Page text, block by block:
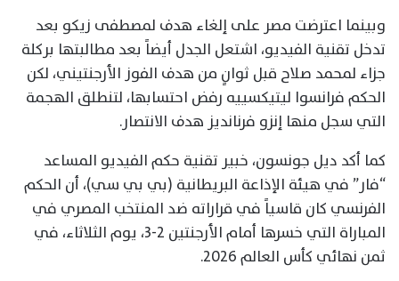
وبينما اعترضت مصر على إلغاء هدف لمصطفى زيكو بعد
تدخل تقنية الفيديو، اشتعل الجدل أيضاً بعد مطالبتها بركلة
جزاء لمحمد صلاح قبل ثوانٍ من هدف الفوز الأرجنتيني، لكن
الحكم فرانسوا ليتيكسييه رفض احتسابها، لتنطلق الهجمة
التي سجل منها إنزو فرنانديز هدف الانتصار.
كما أكد ديل جونسون، خبير تقنية حكم الفيديو المساعد
“فار” في هيئة الإذاعة البريطانية (بي بي سي)، أن الحكم
الفرنسي كان قاسياً في قراراته ضد المنتخب المصري في
المباراة التي خسرها أمام الأرجنتين 2-3، يوم الثلاثاء، في
ثمن نهائي كأس العالم 2026.